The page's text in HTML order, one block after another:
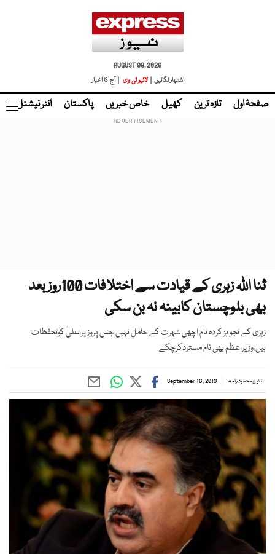
AUGUST 08, 2026
اشتہار لگائیں |
لائیو ٹی وی | آج کا اخبار
صفحۂ اول تازہ ترین کھیل خاص خبریں پاکستان انٹر نیشنل
ثنا اللہ زہری کے قیادت سے اختلافات 100روز بعد
بھی بلوچستان کابینہ نہ بن سکی
زہری کے تجویز کردہ نام اچھی شہرت کے حامل نہیں جس پروزیراعلیٰ کوتحفظات
ہیں،وزیراعظم بھی نام مستردکرچکے
تنویر محمود راجہ September 16, 2013